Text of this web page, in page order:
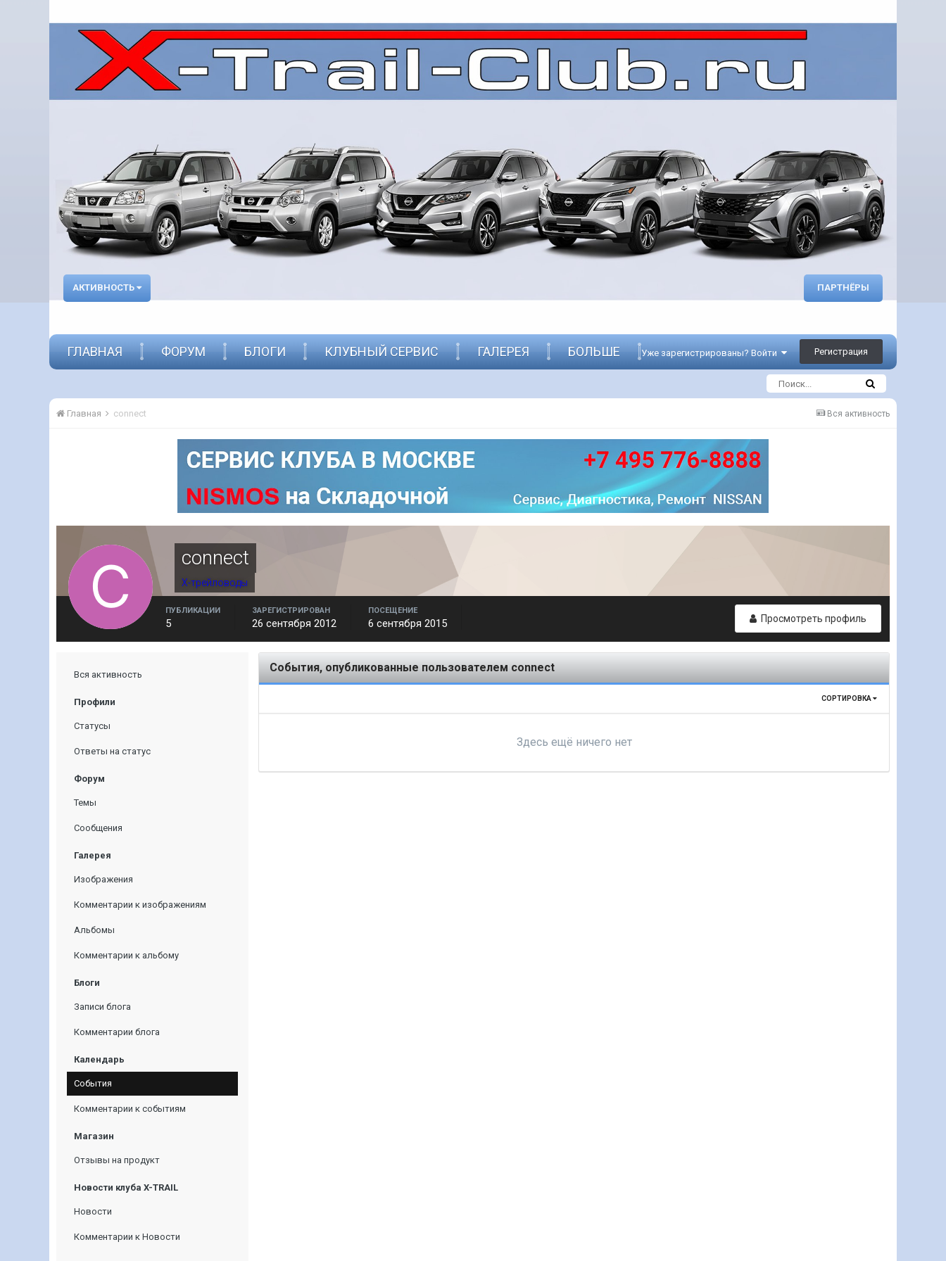
АКТИВНОСТЬ ПАРТНЁРЫ
Уже зарегистрированы? Войти Регистрация
ГЛАВНАЯ ФОРУМ БЛОГИ КЛУБНЫЙ СЕРВИС ГАЛЕРЕЯ БОЛЬШЕ
Вся активность
Главная connect
connect
Х-трейловоды
Просмотреть профиль
ПУБЛИКАЦИИ
5
ЗАРЕГИСТРИРОВАН
26 сентября 2012
ПОСЕЩЕНИЕ
6 сентября 2015
Вся активность
Профили
Статусы
Ответы на статус
Форум
Темы
Сообщения
Галерея
Изображения
Комментарии к изображениям
Альбомы
Комментарии к альбому
Блоги
Записи блога
Комментарии блога
Календарь
События
Комментарии к событиям
Магазин
Отзывы на продукт
Новости клуба X-TRAIL
Новости
Комментарии к Новости
События, опубликованные пользователем connect
СОРТИРОВКА
Здесь ещё ничего нет